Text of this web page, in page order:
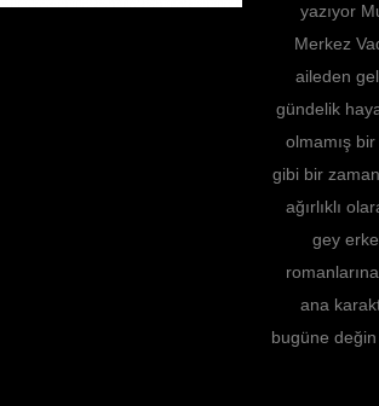
yazıyor
Merkez
aileden
gündelik
olmamış
gibi bir
ağırlıklı
gey
ana
bugüne